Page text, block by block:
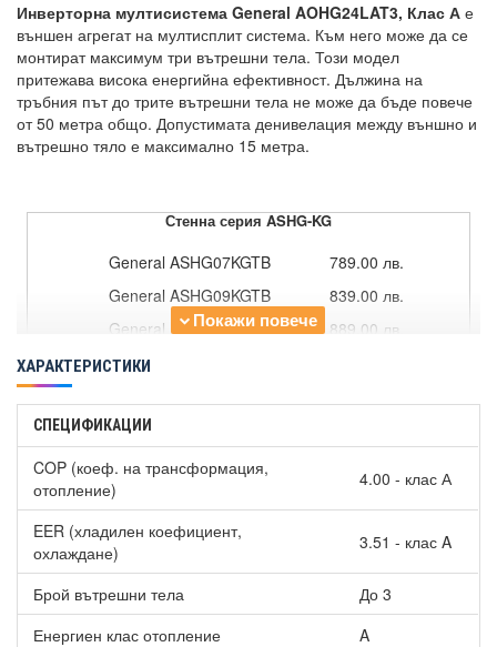
Инверторна мултисистема General AOHG24LAT3, Клас А е
външен агрегат на мултисплит система. Към него може да се
монтират максимум три вътрешни тела. Този модел
притежава висока енергийна ефективност. Дължина на
тръбния път до трите вътрешни тела не може да бъде повече
от 50 метра общо. Допустимата денивелация между външно и
вътрешно тяло е максимално 15 метра.
Стенна серия ASHG-KG
General ASHG07KGTB
General ASHG09KGTB
General ASHG12KGTB
General ASHG14KGTB
789.00 лв.
839.00 лв.
889.00 лв.
General ASHG18KMTB
General ASHG07KMCC
General ASHG09KMCC
General ASHG12KMCC
General ASHG14KMCC
989.00 лв.
ХАРАКТЕРИСТИКИ
СПЕЦИФИКАЦИИ
COP (коеф. на трансформация,
отопление)
4.00 - клас А
EER (хладилен коефициент,
охлаждане)
3.51 - клас A
Брой вътрешни тела
До 3
Енергиен клас отопление
A